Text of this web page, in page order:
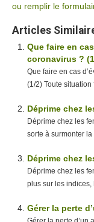
ou remplir le
Articles
Que faire en
coronavirus ?
Que faire en cas
(1/2) Toute
Déprime chez
Déprime chez les
sorte à surmonter
Déprime chez
Déprime chez les
plus sur les
Gérer la perte